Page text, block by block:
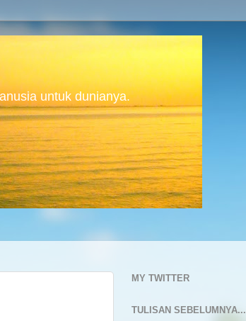
untuk dunianya.
MY TWITTER
TULISAN SEBELUMNYA...